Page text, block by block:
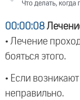
00:00:08
• Лечение
бояться этого.
• Если
неправильно.